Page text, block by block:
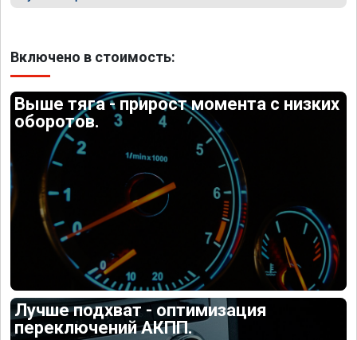
Включено в стоимость:
Выше тяга - прирост момента с низких
оборотов.
Лучше подхват - оптимизация
переключений АКПП.